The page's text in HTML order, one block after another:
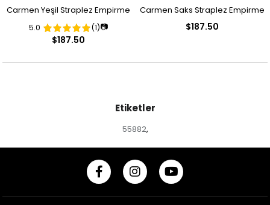
Carmen Yeşil Straplez Empirme
Desenli Abiye Elbise
5.0 (1)📷
$187.50
Carmen Saks Straplez Empirme
$187.50
Etiketler
55882,